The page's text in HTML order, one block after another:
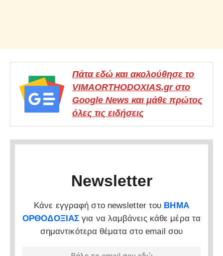
Πάτα εδώ και ακολούθησε το
VIMAORTHODOXIAS.gr στο
Google News και μάθε πρώτος
όλες τις ειδήσεις
Newsletter
Κάνε εγγραφή στο newsletter του ΒΗΜΑ
ΟΡΘΟΔΟΞΙΑΣ για να λαμβάνεις κάθε μέρα τα
σημαντικότερα θέματα στο email σου